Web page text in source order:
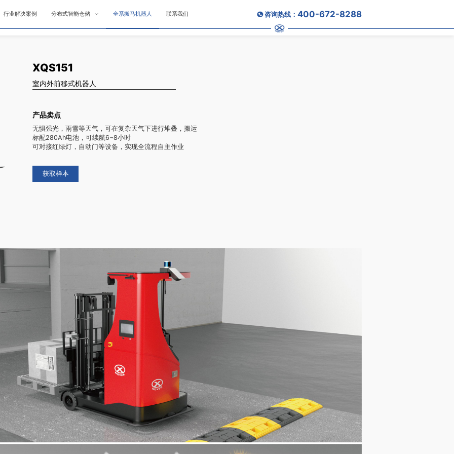
行业解决案例 分布式智能仓储 全系搬马机器人 联系我们 咨询热线： 400-672-8288
XQS151
室内外前移式机器人
产品卖点
无惧强光，雨雪等天气，可在复杂天气下进行堆叠，搬运
标配280Ah电池，可续航6~8小时
可对接红绿灯，自动门等设备，实现全流程自主作业
获取样本